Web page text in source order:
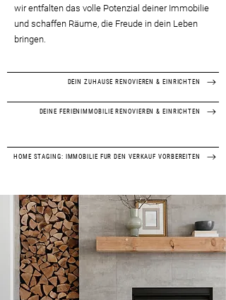
wir entfalten das volle Potenzial deiner Immobilie
und schaffen Räume, die Freude in dein Leben
bringen.
DEIN ZUHAUSE RENOVIEREN & EINRICHTEN
DEINE FERIENIMMOBILIE RENOVIEREN & EINRICHTEN
HOME STAGING: IMMOBILIE FÜR DEN VERKAUF VORBEREITEN